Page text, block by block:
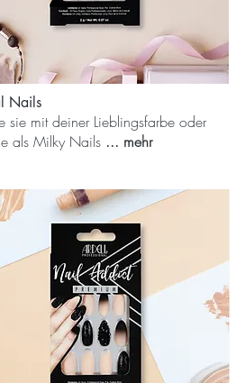
Nails
sie mit deiner Lieblingsfarbe oder
als Milky Nails ... mehr